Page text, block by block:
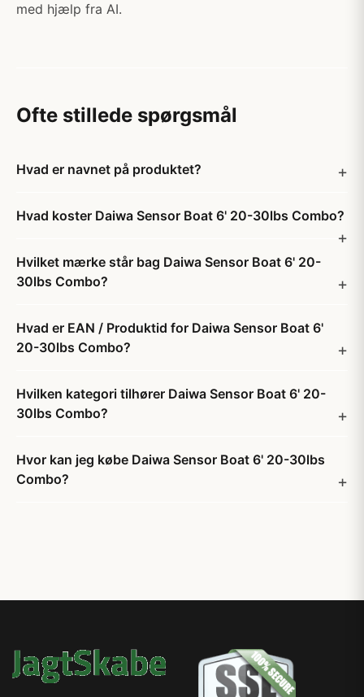
med hjælp fra AI.
Ofte stillede spørgsmål
Hvad er navnet på produktet?
Hvad koster Daiwa Sensor Boat 6' 20-30lbs Combo?
Hvilket mærke står bag Daiwa Sensor Boat 6' 20-
30lbs Combo?
Hvad er EAN / Produktid for Daiwa Sensor Boat 6'
20-30lbs Combo?
Hvilken kategori tilhører Daiwa Sensor Boat 6' 20-
30lbs Combo?
Hvor kan jeg købe Daiwa Sensor Boat 6' 20-30lbs
Combo?